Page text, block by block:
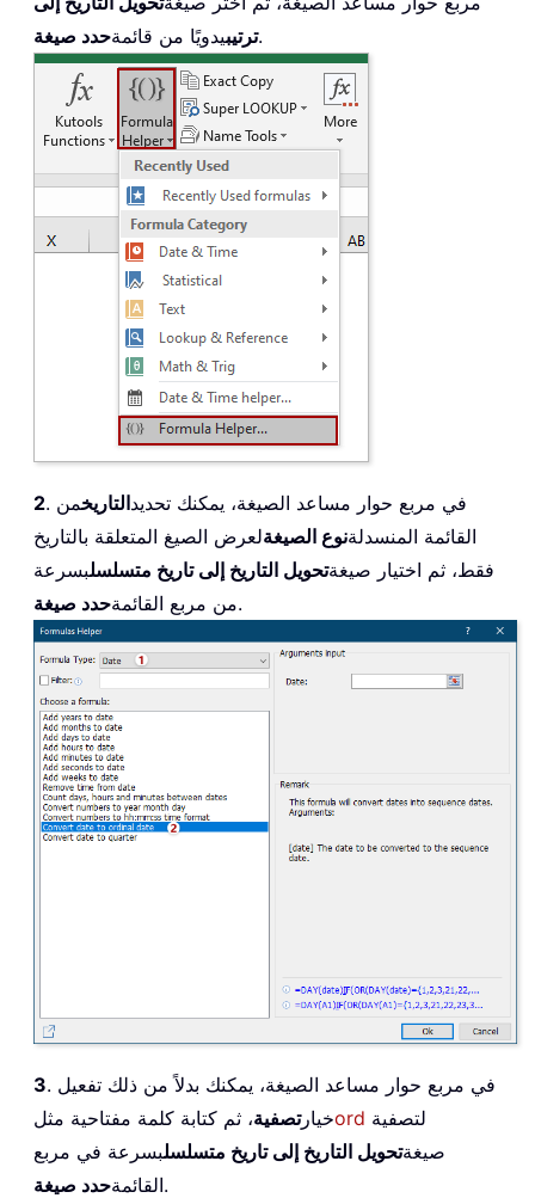
ترتيبيدويًا من قائمةحدد صيغة .
2 . في مربع حوار مساعد الصيغة، يمكنك تحديدالتاريخمن
القائمة المنسدلةنوع الصيغةلعرض الصيغ المتعلقة بالتاريخ
فقط، ثم اختيار صيغةتحويل التاريخ إلى تاريخ متسلسلبسرعة
من مربع القائمةحدد صيغة .
3. في مربع حوار مساعد الصيغة، يمكنك بدلاً من ذلك تفعيل
خيارتصفية، ثم كتابة كلمة مفتاحية مثل ord
صيغةتحويل التاريخ إلى تاريخ متسلسلبسرعة في مربع
القائمةحدد صيغة .